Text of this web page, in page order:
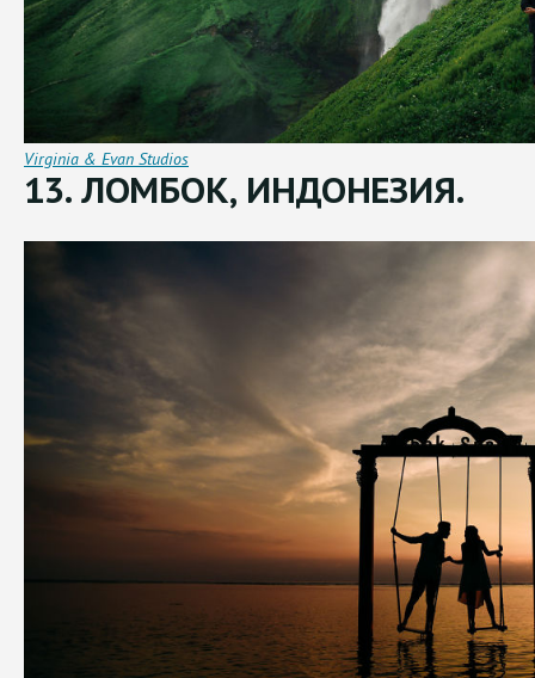
Virginia & Evan Studios
13. ЛОМБОК, ИНДОНЕЗИЯ.